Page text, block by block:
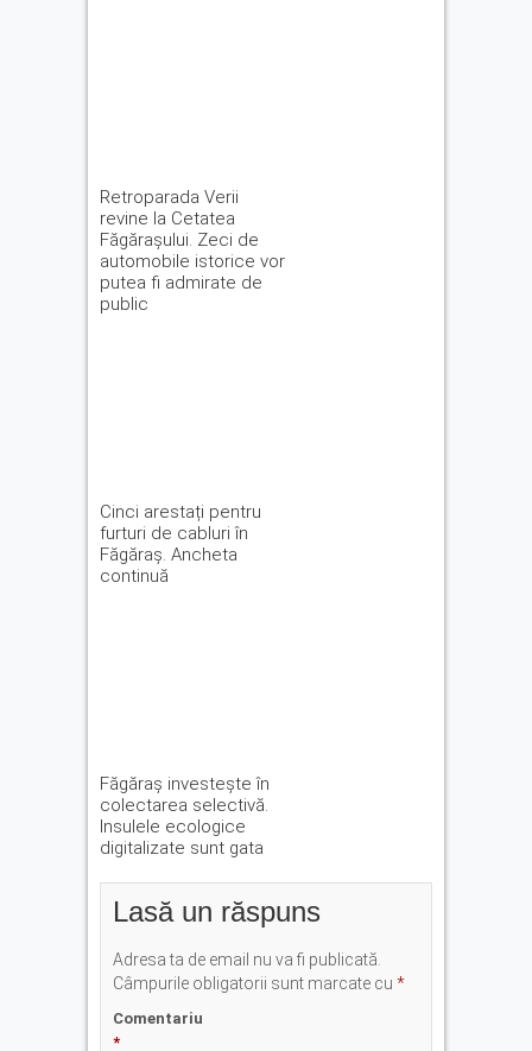
Retroparada Verii
revine la Cetatea
Făgărașului. Zeci de
automobile istorice vor
putea fi admirate de
public
Cinci arestați pentru
furturi de cabluri în
Făgăraș. Ancheta
continuă
Făgăraș investește în
colectarea selectivă.
Insulele ecologice
digitalizate sunt gata
Lasă un răspuns
Adresa ta de email nu va fi publicată.
Câmpurile obligatorii sunt marcate cu *
Comentariu
*